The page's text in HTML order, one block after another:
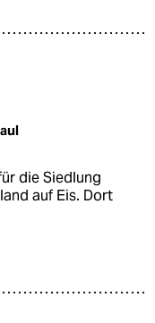
die Siedlung
auf Eis. Dort